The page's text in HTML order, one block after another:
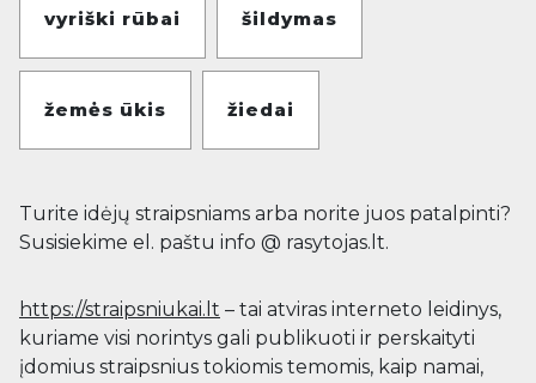
vyriški rūbai šildymas
žemės ūkis žiedai
Turite idėjų straipsniams arba norite juos patalpinti?
Susisiekime el. paštu info @ rasytojas.lt.
https://straipsniukai.lt – tai atviras interneto leidinys,
kuriame visi norintys gali publikuoti ir perskaityti
įdomius straipsnius tokiomis temomis, kaip namai,